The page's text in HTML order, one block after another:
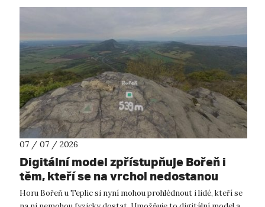
07 / 07 / 2026
Digitální model zpřístupňuje Bořeň i
těm, kteří se na vrchol nedostanou
Horu Bořeň u Teplic si nyní mohou prohlédnout i lidé, kteří se